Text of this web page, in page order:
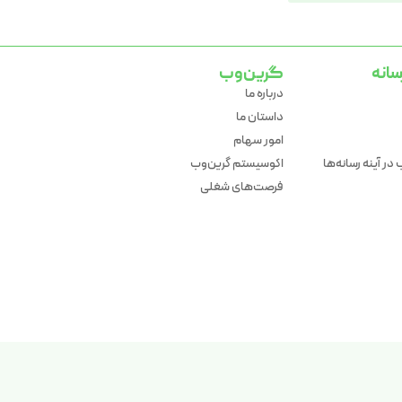
آینه رسانه‌ها
گرین‌وب
درباره ما
داستان ما
امور سهام
اکوسیستم گرین‌وب
فرصت‌های شغلی